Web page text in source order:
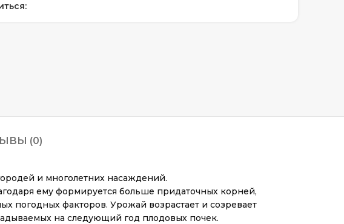
(0)
и многолетних насаждений.
ему формируется больше придаточных корней,
погодных факторов. Урожай возрастает и созревает
на следующий год плодовых почек.